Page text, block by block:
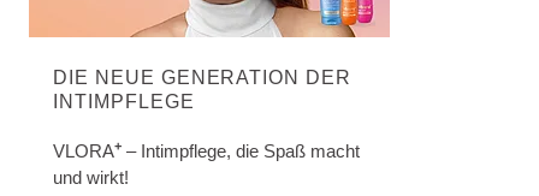
DIE NEUE GENERATION DER
INTIMPFLEGE
VLORA+ – Intimpflege, die Spaß macht
und wirkt!